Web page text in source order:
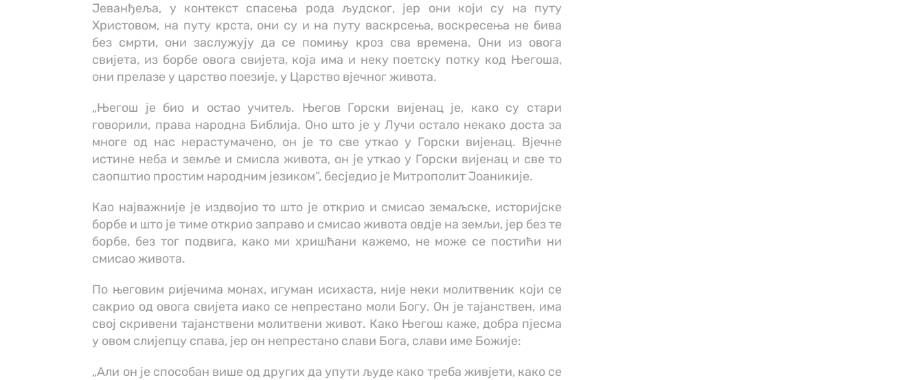
Јеванђеља, у контекст спасења рода људског, јер они који су на путу
Христовом, на путу крста, они су и на путу васкрсења, воскресења не бива
без смрти, они заслужују да се помињу кроз сва времена. Они из овога
свијета, из борбе овога свијета, која има и неку поетску потку код Његоша,
они прелазе у царство поезије, у Царство вјечног живота.
„Његош је био и остао учитељ. Његов Горски вијенац је, како су стари
говорили, права народна Библија. Оно што је у Лучи остало некако доста за
многе од нас нерастумачено, он је то све уткао у Горски вијенац. Вјечне
истине неба и земље и смисла живота, он је уткао у Горски вијенац и све то
саопштио простим народним језиком“, бесједио је Митрополит Јоаникије.
Као најважније је издвојио то што је открио и смисао земаљске, историјске
борбе и што је тиме открио заправо и смисао живота овдје на земљи, јер без те
борбе, без тог подвига, како ми хришћани кажемо, не може се постићи ни
смисао живота.
По његовим ријечима монах, игуман исихаста, није неки молитвеник који се
сакрио од овога свијета иако се непрестано моли Богу. Он је тајанствен, има
свој скривени тајанствени молитвени живот. Како Његош каже, добра пјесма
у овом слијепцу спава, јер он непрестано слави Бога, слави име Божије:
„Али он је способан више од других да упути људе како треба живјети, како се